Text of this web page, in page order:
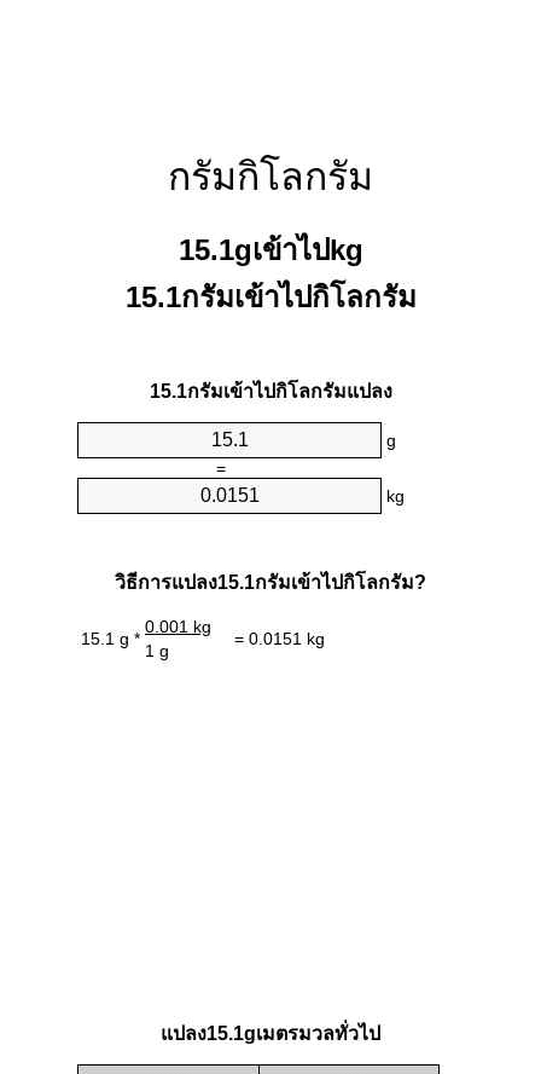
กรัมกิโลกรัม
15.1gเข้าไปkg
15.1กรัมเข้าไปกิโลกรัม
15.1กรัมเข้าไปกิโลกรัมแปลง
g
=
kg
วิธีการแปลง15.1กรัมเข้าไปกิโลกรัม?
15.1 g *
0.001 kg
= 0.0151 kg
1 g
แปลง15.1gเมตรมวลทั่วไป